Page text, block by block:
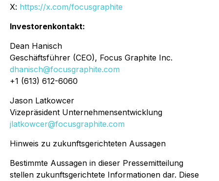
X: https://x.com/focusgraphite
Investorenkontakt:
Dean Hanisch
Geschäftsführer (CEO), Focus Graphite Inc.
dhanisch@focusgraphite.com
+1 (613) 612-6060
Jason Latkowcer
Vizepräsident Unternehmensentwicklung
jlatkowcer@focusgraphite.com
Hinweis zu zukunftsgerichteten Aussagen
Bestimmte Aussagen in dieser Pressemitteilung
stellen zukunftsgerichtete Informationen dar. Diese